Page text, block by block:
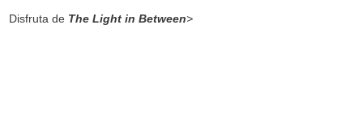
Disfruta de The Light in Between>